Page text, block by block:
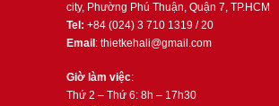
city, Phường Phú Thuận, Quận 7, TP.HCM
Tel: +84 (024) 3 710 1319 / 20
Email : thietkehali@gmail.com
Giờ làm việc:
Thứ 2 – Thứ 6: 8h – 17h30